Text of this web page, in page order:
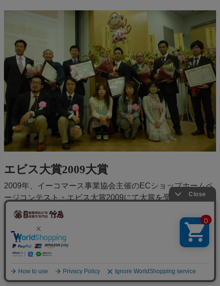
エビス大賞2009大賞
2009年、イーコマース事業協会主催のECショップホームペ
ージコンテスト・エビス大賞2009にて大賞を受賞しまし
た。